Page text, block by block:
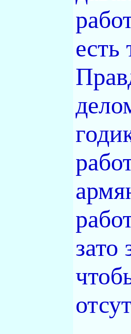
есть